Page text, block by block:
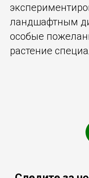
ландшафтным
особые
растение